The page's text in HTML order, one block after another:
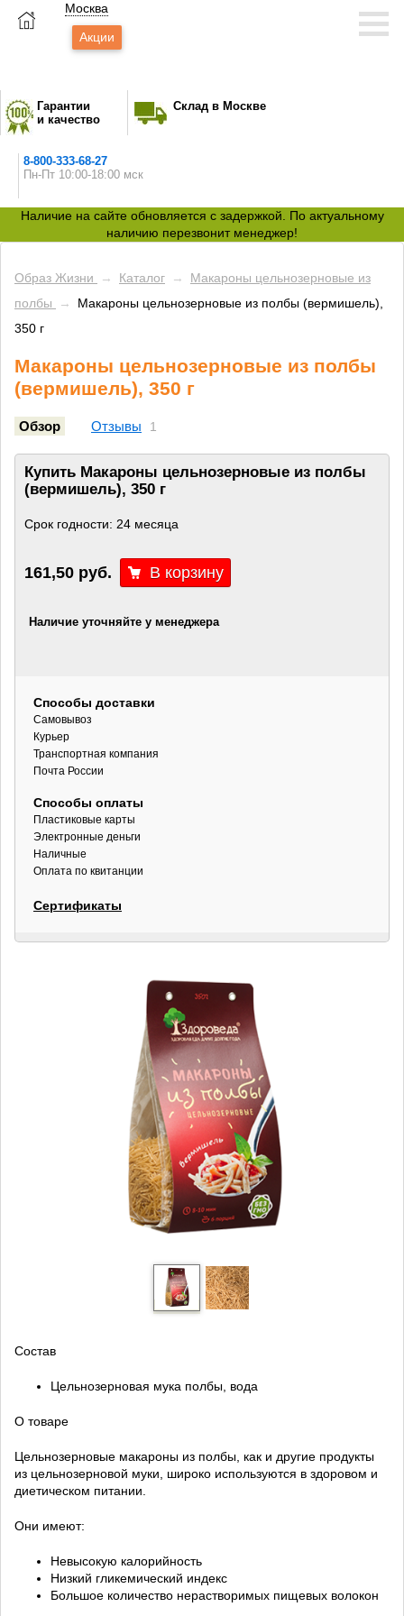
Москва
Акции
Гарантии
и качество
Склад в Москве
8-800-333-68-27
Пн-Пт 10:00-18:00 мск
Наличие на сайте обновляется с задержкой. По актуальному
наличию перезвонит менеджер!
Образ Жизни → Каталог →
Макароны цельнозерновые из
полбы
→
Макароны цельнозерновые из полбы (вермишель),
350 г
Макароны цельнозерновые из полбы
(вермишель), 350 г
Обзор Отзывы 1
Купить Макароны цельнозерновые из полбы
(вермишель), 350 г
Срок годности: 24 месяца
161,50 руб.
Наличие уточняйте у менеджера
Способы доставки
Самовывоз
Курьер
Транспортная компания
Почта России
Способы оплаты
Пластиковые карты
Электронные деньги
Наличные
Оплата по квитанции
Сертификаты
Состав
Цельнозерновая мука полбы, вода
О товаре
Цельнозерновые макароны из полбы, как и другие продукты
из цельнозерновой муки, широко используются в здоровом и
диетическом питании.
Они имеют:
Невысокую калорийность
Низкий гликемический индекс
Большое количество нерастворимых пищевых волокон